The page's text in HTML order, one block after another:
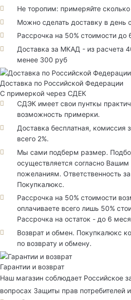
Не торопим: примеряйте
Можно сделать доставку в день
Рассрочка на 50% стоимости до
Доставка за МКАД - из расчета
менее 300 руб
Доставка по Российской Федерации
С примеркой через СДЕК
СДЭК имеет свои пунткы
возможность примерки.
Доставка бесплатная, комиссия
всего 2%.
Мы сами подберм размер.
осуществляется согласно
пожеланиям. Ответственность
Покупкалюкс.
Рассрочка на 50% стоимости
оплачиваете всего лишь 50%
Рассрочка на остаток - до 6
Возврат и обмен. Покупкалюкс
по возврату и обмену.
Гарантии и возврат
Наш магазин соблюдает Российское
вопросах Защиты прав потребителей